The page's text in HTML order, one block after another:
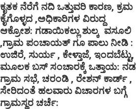
ಕೃತಕ ನೆರೆಗೆ ನದಿ ಒತ್ತುವರಿ ಕಾರಣ, ಕ್ರಮ
ಕೈಗೊಳ್ಳದ ,ಅಧಿಕಾರಿಗಳ ವಿರುದ್ದ
ಆಕ್ರೋಶ: ಗಡಾಯಿಕಲ್ಲು ಶುಲ್ಕ ವಸೂಲಿ
,ಗ್ರಾಮ ಪಂಚಾಯತ್ ಗೂ ಪಾಲು ನೀಡಿ :
ಉಜಿರೆ, ಸುರ್ಯ , ಕೇಳ್ತಾಜೆ, ಇಂದಬೆಟ್ಟು,
ಮೂಲಕ ಬಸ್ ಸಂಚಾರಕ್ಕೆ ಒತ್ತಾಯ: ನಡ
ಗ್ರಾಮ ಸಭೆ, ಚರಂಡಿ , ರೇಶನ್ ಕಾರ್ಡ್ ,
ಸೇರಿದಂತೆ ಹಲವಾರು ವಿಚಾರಗಳ ಬಗ್ಗೆ
ಗ್ರಾಮಸ್ಥರ ಚರ್ಚೆ: